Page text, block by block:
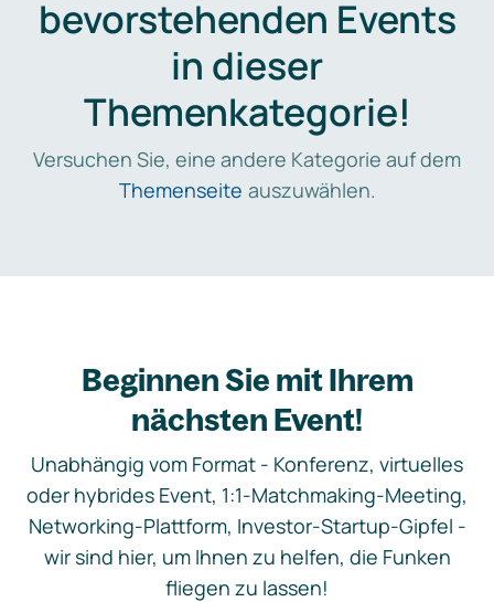
bevorstehenden Events
in dieser
Themenkategorie!
Versuchen Sie, eine andere Kategorie auf dem
Themenseite auszuwählen.
Beginnen Sie mit Ihrem
nächsten Event!
Unabhängig vom Format - Konferenz, virtuelles
oder hybrides Event, 1:1-Matchmaking-Meeting,
Networking-Plattform, Investor-Startup-Gipfel -
wir sind hier, um Ihnen zu helfen, die Funken
fliegen zu lassen!